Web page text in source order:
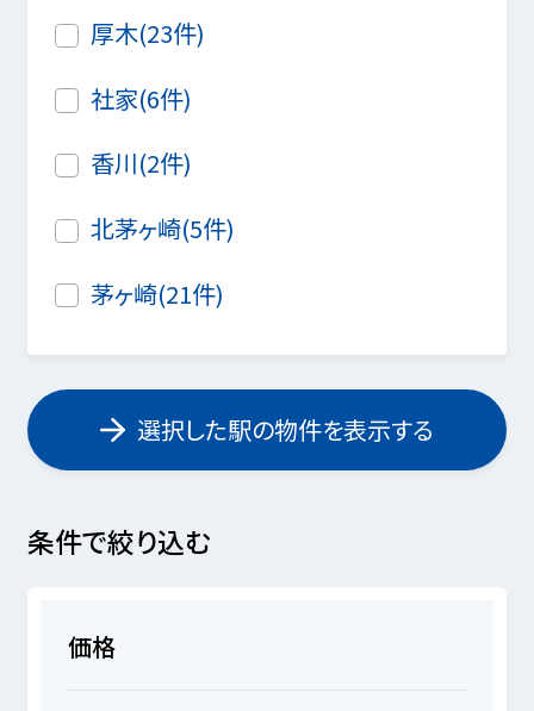
厚木(23件)
社家(6件)
香川(2件)
北茅ヶ崎(5件)
茅ヶ崎(21件)
選択した駅の物件を表示する
条件で絞り込む
価格